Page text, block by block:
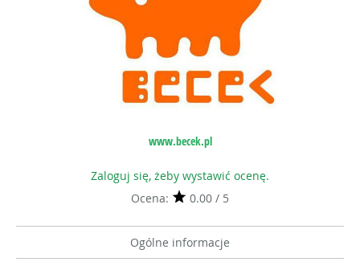
www.becek.pl
Zaloguj się, żeby wystawić ocenę.
Ocena:
0.00 / 5
Ogólne informacje